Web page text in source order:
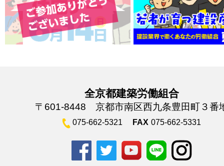
全京都建築労働組合
〒601-8448 京都市南区西九条豊田町３番
075-662-5321 FAX 075-662-5331